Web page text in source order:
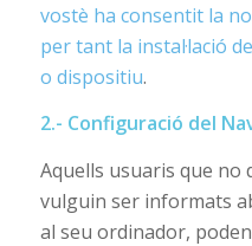
vostè ha consentit la
per tant la instal·lació
o dispositiu.
2.- Configuració del
Aquells usuaris que no
vulguin ser informats
al seu ordinador,